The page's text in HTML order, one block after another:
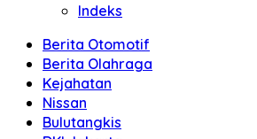
Indeks
Berita Otomotif
Berita Olahraga
Kejahatan
Nissan
Bulutangkis